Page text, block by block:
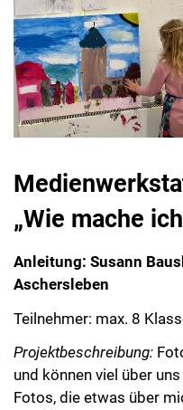
„Wie mache
Anleitung: Susann
Aschersleben
Teilnehmer: max. 8
Projektbeschreibung:
und können viel über
Fotos, die etwas über